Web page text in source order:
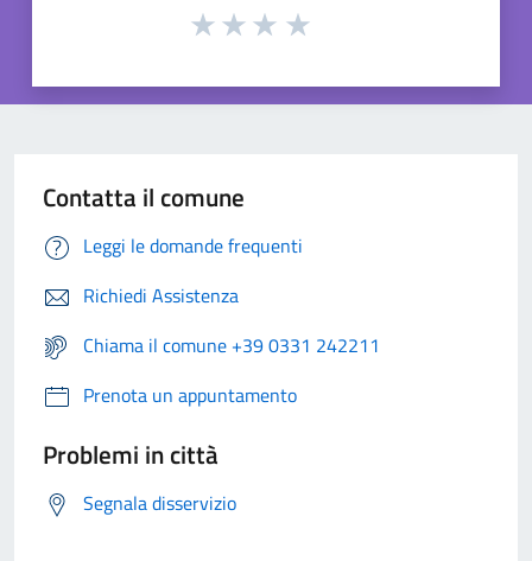
Contatta il comune
Leggi le domande frequenti
Richiedi Assistenza
Chiama il comune +39 0331 242211
Prenota un appuntamento
Problemi in città
Segnala disservizio